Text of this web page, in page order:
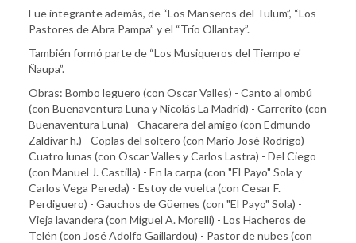
Fue integrante además, de “Los Manseros del Tulum”, “Los
Pastores de Abra Pampa” y el “Trío Ollantay”.
También formó parte de “Los Musiqueros del Tiempo e'
Ñaupa”.
Obras: Bombo leguero (con Oscar Valles) - Canto al ombú
(con Buenaventura Luna y Nicolás La Madrid) - Carrerito (con
Buenaventura Luna) - Chacarera del amigo (con Edmundo
Zaldívar h.) - Coplas del soltero (con Mario José Rodrigo) -
Cuatro lunas (con Oscar Valles y Carlos Lastra) - Del Ciego
(con Manuel J. Castilla) - En la carpa (con "El Payo" Sola y
Carlos Vega Pereda) - Estoy de vuelta (con Cesar F.
Perdiguero) - Gauchos de Güemes (con "El Payo" Sola) -
Vieja lavandera (con Miguel A. Morelli) - Los Hacheros de
Telén (con José Adolfo Gaillardou) - Pastor de nubes (con